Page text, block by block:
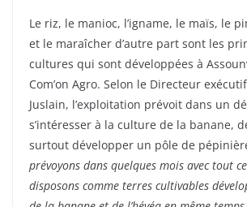
Le riz, le manioc, l’igname, le maïs, le
et le maraîcher d’autre part sont les
cultures qui sont développées à
Com’on Agro. Selon le Directeur
Juslain, l’exploitation prévoit dans un
s’intéresser à la culture de la banane,
surtout développer un pôle de
prévoyons dans quelques mois avec tout
disposons comme terres cultivables